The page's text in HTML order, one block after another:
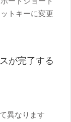
トキーに変更
が完了する
異なります